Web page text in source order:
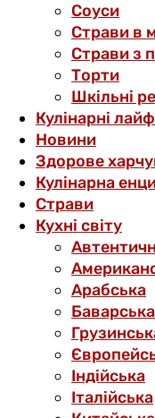
Соуси
Страви в
Страви з
Торти
Шкільні
Кулінарні
Новини
Здорове
Кулінарна
Страви
Кухні світу
Арабська
Баварська
Індійська
Італійська